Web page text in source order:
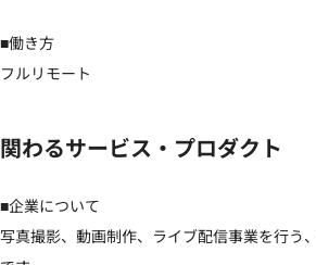
■働き方
フルリモート
関わるサービス・プロダクト
■企業について
写真撮影、動画制作、ライブ配信事業を行う